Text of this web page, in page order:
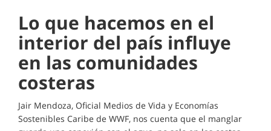
Lo que hacemos en el
interior del país influye
en las comunidades
costeras
Jair Mendoza, Oficial Medios de Vida y Economías
Sostenibles Caribe de WWF, nos cuenta que el manglar